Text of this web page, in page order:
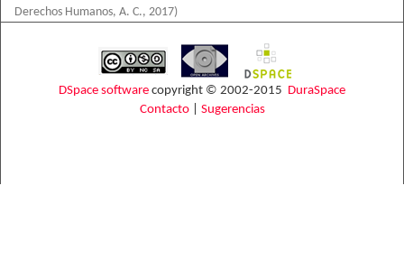
Derechos Humanos, A. C., 2017)
DSpace software copyright © 2002-2015 DuraSpace
Contacto| Sugerencias